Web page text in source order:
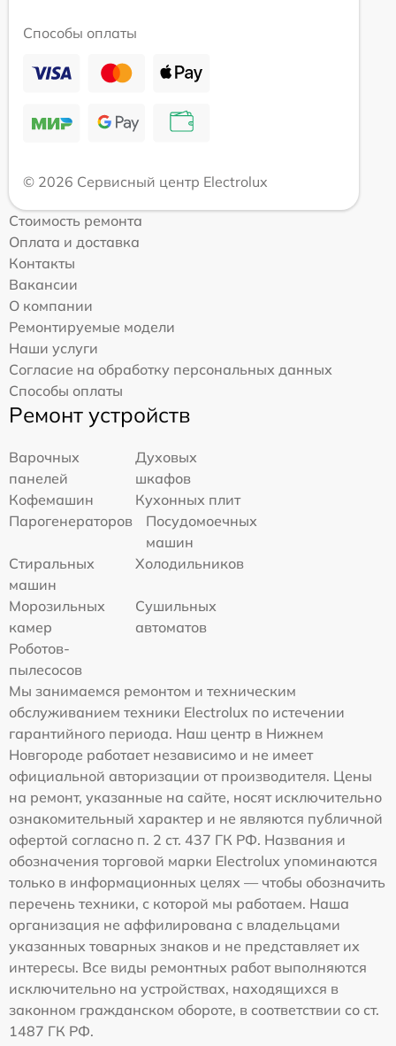
Способы оплаты
© 2026 Сервисный центр Electrolux
Стоимость ремонта
Оплата и доставка
Контакты
Вакансии
О компании
Ремонтируемые модели
Наши услуги
Согласие на обработку персональных данных
Способы оплаты
Ремонт устройств
Варочных
панелей
Духовых
шкафов
Кофемашин
Кухонных плит
Парогенераторов
Посудомоечных
машин
Стиральных
машин
Холодильников
Морозильных
камер
Сушильных
автоматов
Роботов-
пылесосов
Мы занимаемся ремонтом и техническим
обслуживанием техники Electrolux по истечении
гарантийного периода. Наш центр в Нижнем
Новгороде работает независимо и не имеет
официальной авторизации от производителя. Цены
на ремонт, указанные на сайте, носят исключительно
ознакомительный характер и не являются публичной
офертой согласно п. 2 ст. 437 ГК РФ. Названия и
обозначения торговой марки Electrolux упоминаются
только в информационных целях — чтобы обозначить
перечень техники, с которой мы работаем. Наша
организация не аффилирована с владельцами
указанных товарных знаков и не представляет их
интересы. Все виды ремонтных работ выполняются
исключительно на устройствах, находящихся в
законном гражданском обороте, в соответствии со ст.
1487 ГК РФ.